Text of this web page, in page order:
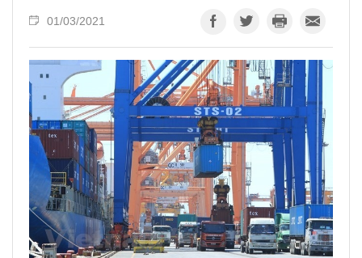
01/03/2021